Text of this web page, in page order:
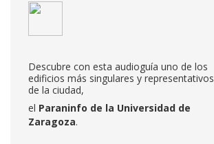
Descubre con esta audioguía uno de los
edificios más singulares y representativos
de la ciudad,
el Paraninfo de la Universidad de
Zaragoza.